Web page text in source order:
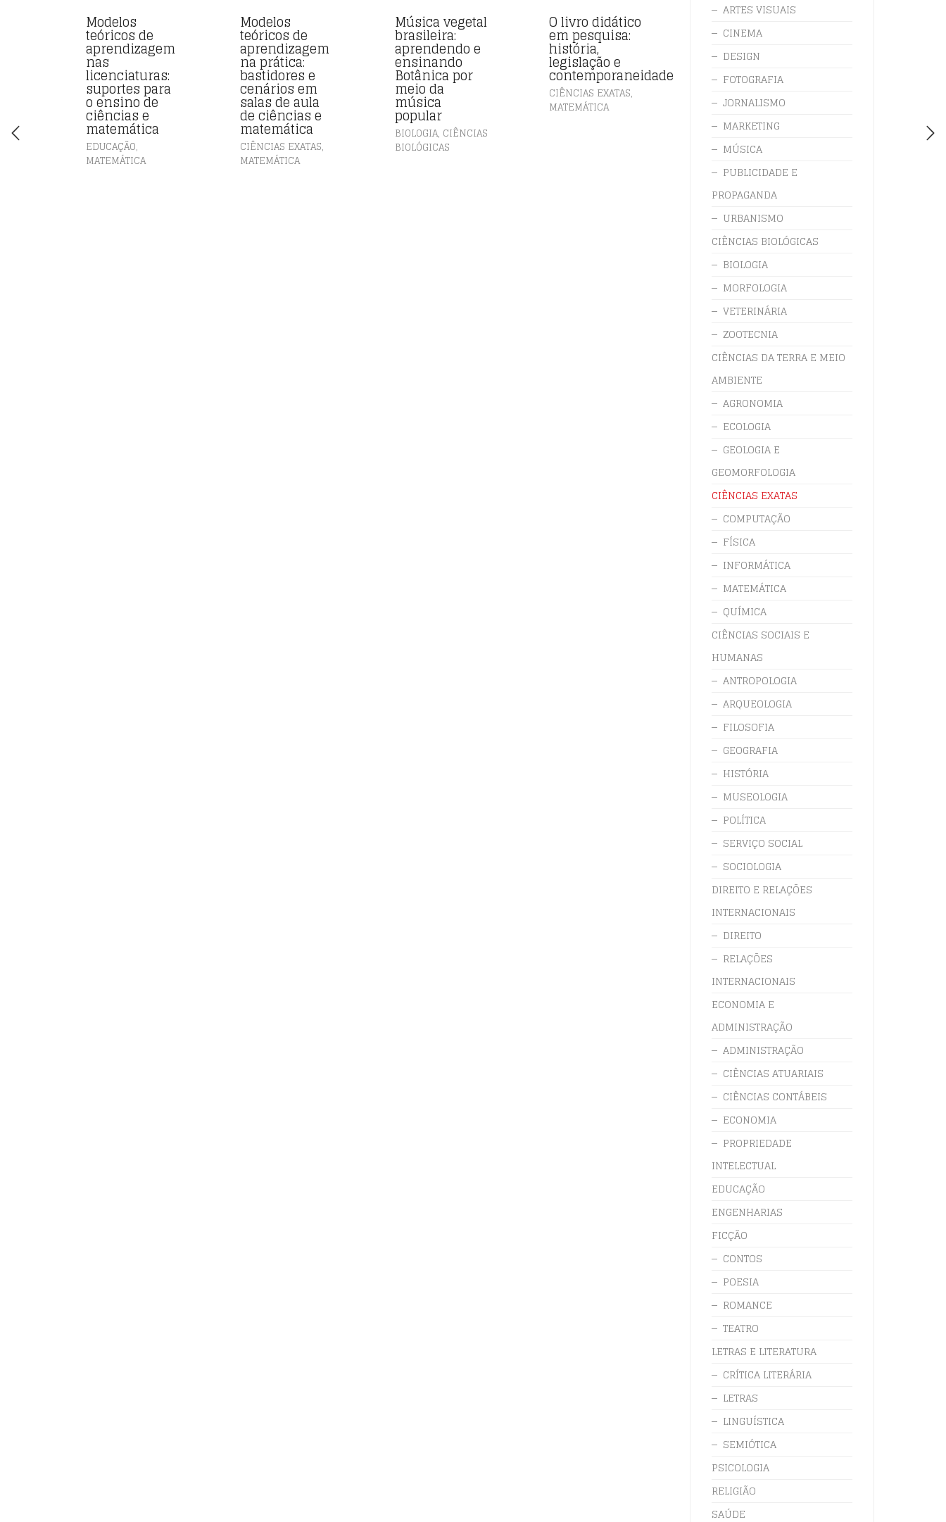
Modelos
teóricos de
aprendizagem
nas
licenciaturas:
suportes para
o ensino de
ciências e
matemática
EDUCAÇÃO,
MATEMÁTICA
Modelos
teóricos de
aprendizagem
na prática:
bastidores e
cenários em
salas de aula
de ciências e
matemática
CIÊNCIAS EXATAS,
MATEMÁTICA
Música vegetal
brasileira:
aprendendo e
ensinando
Botânica por
meio da
música
popular
BIOLOGIA, CIÊNCIAS
BIOLÓGICAS
O livro didático
em pesquisa:
história,
legislação e
contemporaneidade
CIÊNCIAS EXATAS,
MATEMÁTICA
ARTES VISUAIS
CINEMA
DESIGN
FOTOGRAFIA
JORNALISMO
MARKETING
MÚSICA
PUBLICIDADE E
PROPAGANDA
URBANISMO
CIÊNCIAS BIOLÓGICAS
BIOLOGIA
MORFOLOGIA
VETERINÁRIA
ZOOTECNIA
CIÊNCIAS DA TERRA E MEIO
AMBIENTE
AGRONOMIA
ECOLOGIA
GEOLOGIA E
GEOMORFOLOGIA
CIÊNCIAS EXATAS
COMPUTAÇÃO
FÍSICA
INFORMÁTICA
MATEMÁTICA
QUÍMICA
CIÊNCIAS SOCIAIS E
HUMANAS
ANTROPOLOGIA
ARQUEOLOGIA
FILOSOFIA
GEOGRAFIA
HISTÓRIA
MUSEOLOGIA
POLÍTICA
SERVIÇO SOCIAL
SOCIOLOGIA
DIREITO E RELAÇÕES
INTERNACIONAIS
DIREITO
RELAÇÕES
INTERNACIONAIS
ECONOMIA E
ADMINISTRAÇÃO
ADMINISTRAÇÃO
CIÊNCIAS ATUARIAIS
CIÊNCIAS CONTÁBEIS
ECONOMIA
PROPRIEDADE
INTELECTUAL
EDUCAÇÃO
ENGENHARIAS
FICÇÃO
CONTOS
POESIA
ROMANCE
TEATRO
LETRAS E LITERATURA
CRÍTICA LITERÁRIA
LETRAS
LINGUÍSTICA
SEMIÓTICA
PSICOLOGIA
RELIGIÃO
SAÚDE